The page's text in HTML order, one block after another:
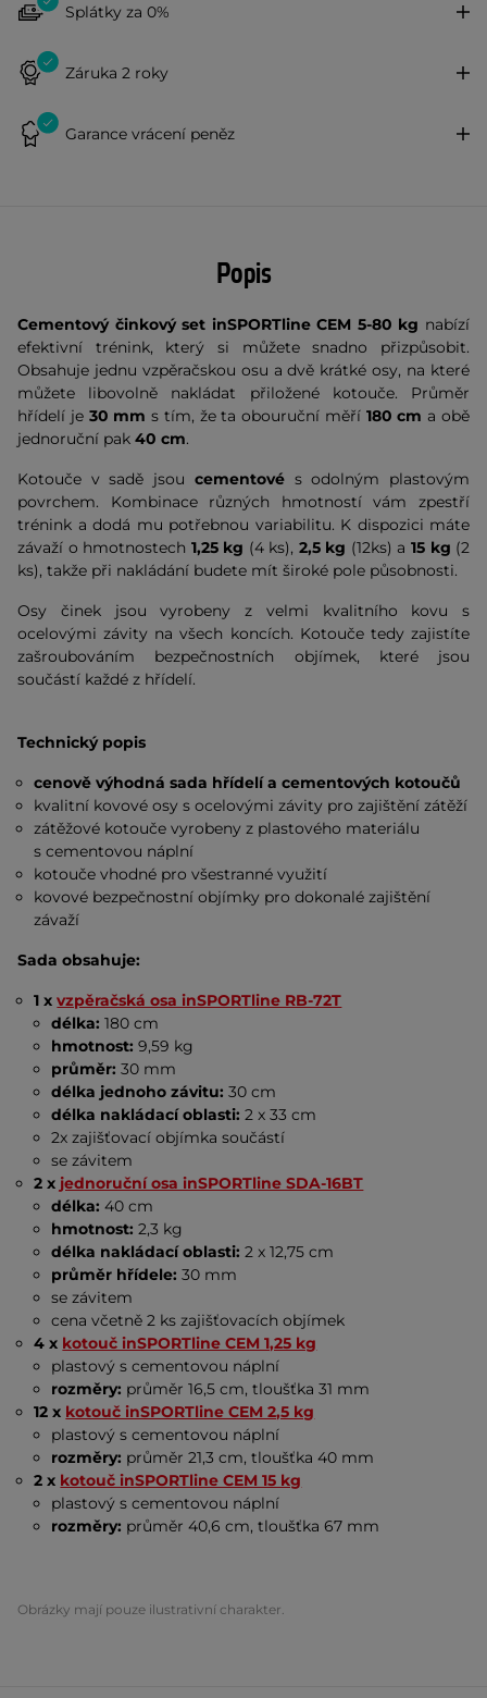
Splátky za 0%
Záruka 2 roky
Garance vrácení peněz
Popis
Cementový činkový set inSPORTline CEM 5-80 kg nabízí
efektivní trénink, který si můžete snadno přizpůsobit.
Obsahuje jednu vzpěračskou osu a dvě krátké osy, na které
můžete libovolně nakládat přiložené kotouče. Průměr
hřídelí je 30 mm s tím, že ta obouruční měří 180 cm a obě
jednoruční pak 40 cm.
Kotouče v sadě jsou cementovés odolným plastovým
povrchem. Kombinace různých hmotností vám zpestří
trénink a dodá mu potřebnou variabilitu. K dispozici máte
závaží o hmotnostech 1,25 kg (4 ks), 2,5 kg (12ks) a 15 kg (2
ks), takže při nakládání budete mít široké pole působnosti.
Osy činek jsou vyrobeny z velmi kvalitního kovu s
ocelovými závity na všech koncích. Kotouče tedy zajistíte
zašroubováním bezpečnostních objímek, které jsou
součástí každé z hřídelí.
Technický popis
cenově výhodná sada hřídelí a cementových kotoučů
kvalitní kovové osy s ocelovými závity pro zajištění zátěží
zátěžové kotouče vyrobeny z plastového materiálu
s cementovou náplní
kotouče vhodné pro všestranné využití
kovové bezpečnostní objímky pro dokonalé zajištění
závaží
Sada obsahuje:
1 xvzpěračská osa inSPORTline RB-72T
délka: 180 cm
hmotnost: 9,59 kg
průměr: 30 mm
délka jednoho závitu: 30 cm
délka nakládací oblasti: 2 x 33 cm
2x zajišťovací objímka součástí
se závitem
2 x jednoruční osa inSPORTline SDA-16BT
délka: 40 cm
hmotnost: 2,3 kg
délka nakládací oblasti: 2 x 12,75 cm
průměr hřídele: 30 mm
se závitem
cena včetně 2 ks zajišťovacích objímek
4 x kotouč inSPORTline CEM 1,25 kg
plastový s cementovou náplní
rozměry: průměr 16,5 cm, tloušťka 31 mm
12 x kotouč inSPORTline CEM 2,5 kg
plastový s cementovou náplní
rozměry: průměr 21,3 cm, tloušťka 40 mm
2 x kotouč inSPORTline CEM 15 kg
plastový s cementovou náplní
rozměry: průměr 40,6 cm, tloušťka 67 mm
Obrázky mají pouze ilustrativní charakter.